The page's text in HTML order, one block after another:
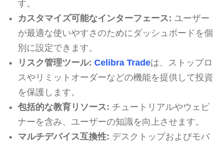
す。
カスタマイズ可能なインターフェース: ユーザー
が最適な使いやすさのためにダッシュボードを個
別に設定できます。
リスク管理ツール: Celibra Tradeは、ストップロ
スやリミットオーダーなどの機能を提供して投資
を保護します。
包括的な教育リソース: チュートリアルやウェビ
ナーを含み、ユーザーの知識を向上させます。
マルチデバイス互換性: デスクトップおよびモバ